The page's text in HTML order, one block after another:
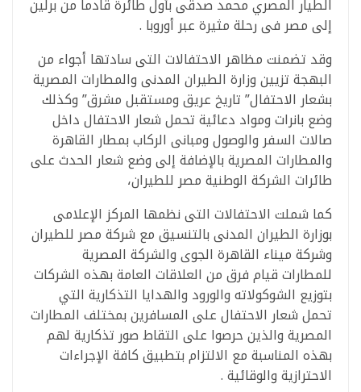
الطيار المصري محمد صدقى بأول طائرة قادما من برلين
إلى مصر فى رحلة مثيرة عبر أوروبا .
وقد تضمنت مظاهر الاحتفالات التى سادتها أجواء من
البهجة تزيين وزارة الطيران المدنى والمطارات المصرية
بشعار الاحتفال” تاريخ عريق ومستقبل مشرق” وكذلك
وضع بانرات ومواد دعائية تحمل شعار الاحتفال داخل
صالات السفر والوصول ومبانى الركاب بمطار القاهرة
والمطارات المصرية بالإضافة إلى وضع شعار الحدث على
طائرات الشركة الوطنية مصر للطيران،
كما شملت الاحتفالات التى نظمها المركز الإعلامى
بوزارة الطيران المدنى بالتنسيق مع شركة مصر للطيران
وشركة ميناء القاهرة الجوى والشركة المصرية
للمطارات قيام فرق من العلاقات العامة بهذه الشركات
بتوزيع الشوكولاته والورود والهدايا التذكارية التي
تحمل شعار الاحتفال على المسافرين بمختلف المطارات
المصرية والذين حرصوا على التقاط صور تذكارية لهم
بهذه المناسبة مع الالتزام بتطبيق كافة الإجراءات
الاحترازية والوقائية .